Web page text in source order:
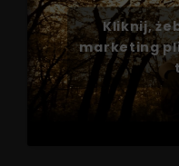
Kliknij,
marketing